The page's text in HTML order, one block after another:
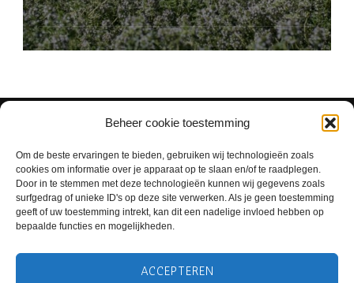
Beheer cookie toestemming
Om de beste ervaringen te bieden, gebruiken wij technologieën zoals
cookies om informatie over je apparaat op te slaan en/of te raadplegen.
Door in te stemmen met deze technologieën kunnen wij gegevens zoals
surfgedrag of unieke ID's op deze site verwerken. Als je geen toestemming
geeft of uw toestemming intrekt, kan dit een nadelige invloed hebben op
bepaalde functies en mogelijkheden.
ACCEPTEREN